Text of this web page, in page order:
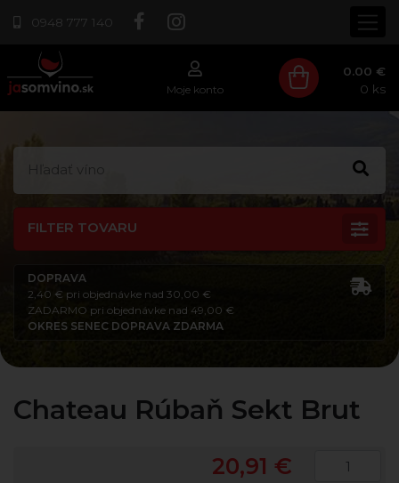
0948 777 140
Moje konto
0.00 €
0 ks
FILTER TOVARU
DOPRAVA
2,40 € pri objednávke nad 30,00 €
ZADARMO pri objednávke nad 49,00 €
OKRES SENEC DOPRAVA ZDARMA
Chateau Rúbaň Sekt Brut
20,91 €